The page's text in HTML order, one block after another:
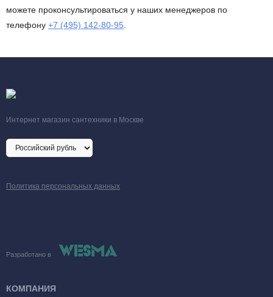
можете проконсультироваться у наших менеджеров по
телефону +7 (495) 142-80-95
Интернет магазин сантехники в Москве
Политика персональных данных
Разработано в
КОМПАНИЯ